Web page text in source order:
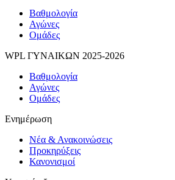
Βαθμολογία
Αγώνες
Ομάδες
WPL ΓΥΝΑΙΚΩΝ 2025-2026
Βαθμολογία
Αγώνες
Ομάδες
Ενημέρωση
Νέα & Ανακοινώσεις
Προκηρύξεις
Κανονισμοί